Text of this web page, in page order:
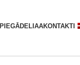
PIEGĀDELIAAKONTAKTI